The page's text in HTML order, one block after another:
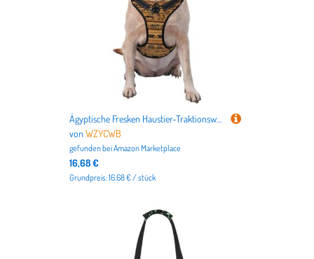
Ägyptische Fresken Haustier-Traktionsweste, mittelgroß, bedruckt, ideal für Spaziergänge mit dem Hund, Wandern, tägliche Reisen
vonWZYCWB
gefunden beiAmazon Marketplace
16,68 €
Grundpreis: 16.68 € / stück